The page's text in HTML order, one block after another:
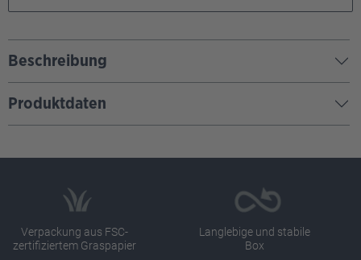
Beschreibung
Produktdaten
Verpackung aus FSC-
zertifiziertem Graspapier
Langlebige und stabile
Box